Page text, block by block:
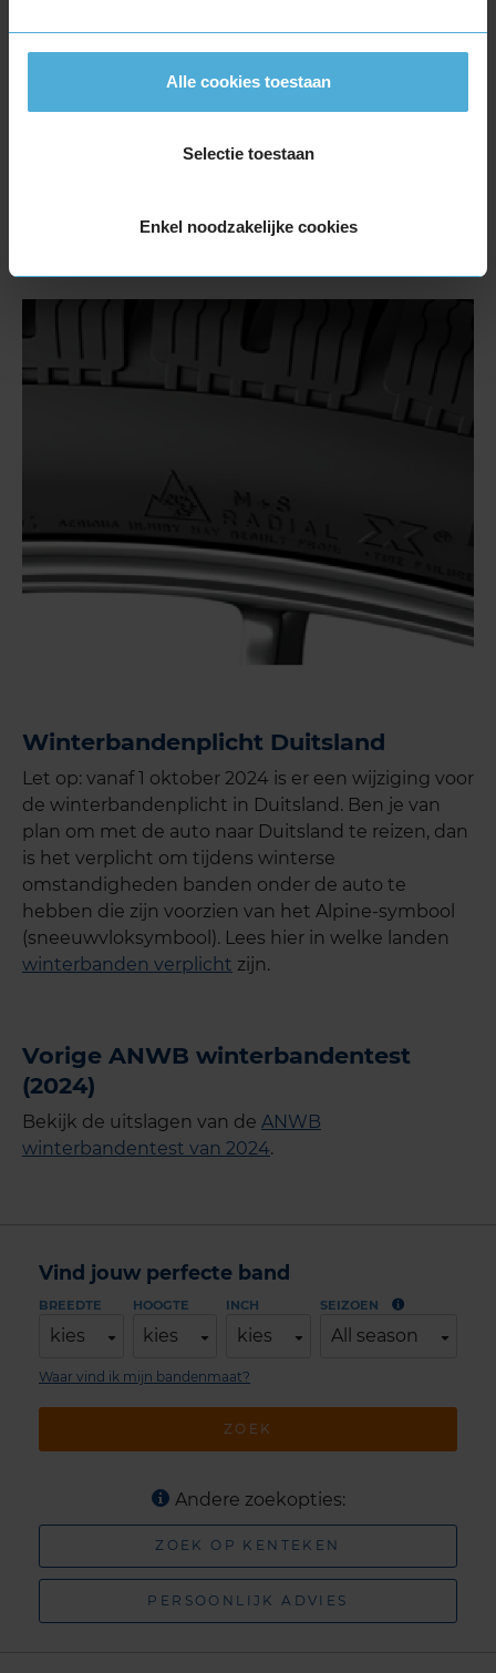
Alle cookies toestaan
Selectie toestaan
Enkel noodzakelijke cookies
wegdek het belangrijkste zijn adviseert de
Alternatieven van iets lager niveau zijn de
Hankook en de Kleber.
De stilste band uit de test is de Continental
Continental en de Matador.
Winterbandenplicht Duitsland
Let op: vanaf 1 oktober 2024 is er een wijziging voor
de winterbandenplicht in Duitsland. Ben je van
plan om met de auto naar Duitsland te reizen, dan
is het verplicht om tijdens winterse
omstandigheden banden onder de auto te
hebben die zijn voorzien van het Alpine-symbool
(sneeuwvloksymbool). Lees hier in welke landen
winterbanden verplicht zijn.
Vorige ANWB winterbandentest
(2024)
Bekijk de uitslagen van de ANWB
winterbandentest van 2024.
Vind jouw perfecte band
BREEDTE
kies
HOOGTE
kies
INCH
kies
SEIZOEN
All season
ZOEK
Waar vind ik mijn bandenmaat?
Andere zoekopties:
ZOEK OP KENTEKEN
PERSOONLIJK ADVIES